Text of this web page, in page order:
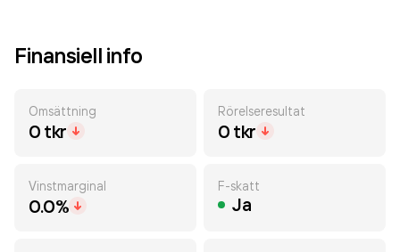
Finansiell info
Omsättning
0 tkr
Rörelseresultat
0 tkr
Vinstmarginal
0.0%
F-skatt
Ja